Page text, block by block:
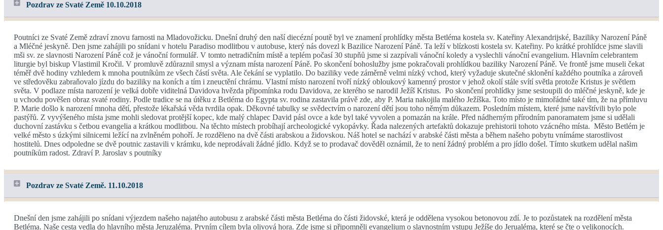
Pozdrav ze Svaté Země 10.10.2018
Poutníci ze Svaté Země zdraví znovu farnosti na Mladovožicku. Dnešní druhý den naší diecézní poutě byl ve znamení prohlídky města Betléma kostela sv. Kateřiny Alexandrijské, Baziliky Narození Páně
a Mléčné jeskyně. Den jsme zahájili po snídani v hotelu Paradiso modlitbou v autobuse, který nás dovezl k Bazilice Narození Páně. Ta leží v blízkosti kostela sv. Kateřiny. Po krátké prohlídce jsme slavili
mši sv. ze slavnosti Narození Páně což je vánoční formulář. V tomto netradičním místě a teplém počasí 30 stupňů jsme si zazpívali vánoční koledy a vyslechli vánoční evangelium. Hlavním celebrantem
liturgie byl biskup Vlastimil Kročil. V promluvě zdůraznil smysl a význam místa narození Páně. Po skončení bohoslužby jsme pokračovali prohlídkou baziliky Narození Páně. Ve frontě jsme museli čekat
téměř dvě hodiny vzhledem k mnoha poutníkům ze všech částí světa. Ale čekání se vyplatilo. Do baziliky vede záměrně velmi nízký vchod, který vyžaduje skutečné sklonění každého poutníka a zároveň
ve středověku zabraňovalo jízdu do baziliky na koních a tím i zneuctění chrámu. Vlastní místo narození tvoří nízký obloukový kamenný prostor v jehož okolí stále svítí světla protože Kristus je světlem
světa. V podlaze místa narození je velká dobře viditelná Davidova hvězda připomínka rodu Davidova, ze kterého se narodil Ježíš Kristus. Po skončení prohlídky jsme sestoupili do mléčné jeskyně, kde je
u vchodu pověšen obraz svaté rodiny. Podle tradice se na útěku z Betléma do Egypta sv. rodina zastavila právě zde, aby P. Maria nakojila malého Ježíška. Toto místo je mimořádné také tím, že na přímluvu
P. Marie došlo k narození mnoha dětí, přestože lékařská věda tvrdila opak. Děkovné tabulky se svědectvím o narození dětí jsou toho němým důkazem. Posledním místem, které jsme navštívili bylo pole
pastýřů. Z vyvýšeného místa jsme mohli sledovat protější kopec, kde malý chlapec David pásl ovce a kde byl také vyvolen a pomazán na krále. Před nádherným přírodním panoramatem jsme si udělali
duchovní zastávku s četbou evangelia a krátkou modlitbou. Na těchto místech probíhají archeologické vykopávky. Řada nalezených artefaktů dokazuje prehistorii tohoto vzácného místa. Město Betlém je
velké město s úzkými silnicemi ležící na zvlněném pohoří. Je rozděleno na dvě části arabskou a židovskou. Náš hotel se nachází v arabské části města a během našeho pobytu vnímáme starostlivost
hostitelů. Dnes odpoledne se dvě poutnic zastavili v krámku, kde neprodávali žádné jídlo. Když se to prodavač dověděl oznámil, že to není žádný problém a pro jídlo došel. Tímto skutkem udělal našim
poutníkům radost. Zdraví P. Jaroslav s poutníky
Pozdrav ze Svaté Země. 11.10.2018
Dnešní den jsme zahájili po snídani výjezdem našeho najatého autobusu z arabské části města Betléma do části židovské, která je oddělena vysokou betonovou zdí. Je to pozůstatek na rozdělení města
Betléma. Naše cesta vedla do hlavního města Jeruzaléma. Prvním cílem byla olivová hora. Zde jsme si připomněli evangelium o slavnostním vstupu Ježíše do Jerualéma, které se čte o velikonocích.